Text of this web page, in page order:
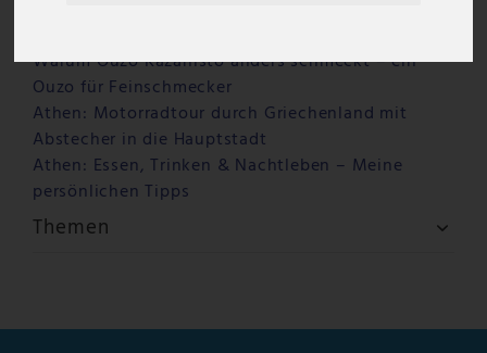
Warum Ouzo Kazanisto anders schmeckt – ein
Ouzo für Feinschmecker
Athen: Motorradtour durch Griechenland mit
Abstecher in die Hauptstadt
Athen: Essen, Trinken & Nachtleben – Meine
persönlichen Tipps
Themen